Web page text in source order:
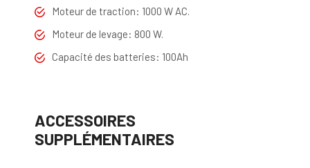
Moteur de traction: 1000 W AC.
Moteur de levage: 800 W.
Capacité des batteries: 100Ah
ACCESSOIRES
SUPPLÉMENTAIRES